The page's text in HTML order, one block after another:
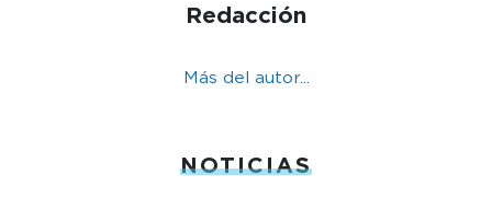
Redacción
Más del autor...
NOTICIAS